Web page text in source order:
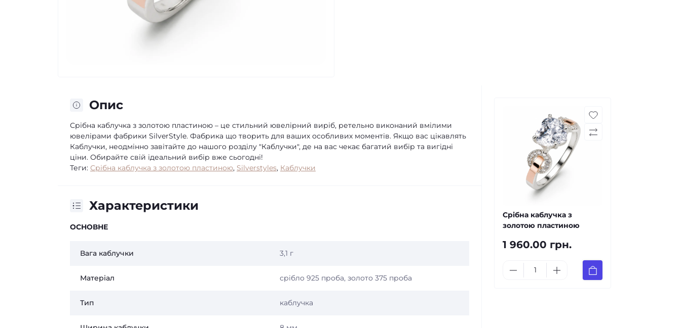
Опис
Срібна каблучка з золотою пластиною – це стильний ювелірний виріб, ретельно виконаний вмілими
ювелірами фабрики SilverStyle. Фабрика що творить для ваших особливих моментів. Якщо вас цікавлять
Каблучки, неодмінно завітайте до нашого розділу "Каблучки", де на вас чекає багатий вибір та вигідні
ціни. Обирайте свій ідеальний вибір вже сьогодні!
Теги: Срібна каблучка з золотою пластиною, Silverstyles, Каблучки
Характеристики
ОСНОВНЕ
Вага каблучки 3,1 г
Матеріал срібло 925 проба, золото 375 проба
Тип каблучка
Срібна каблучка з
золотою пластиною
1 960.00 грн.